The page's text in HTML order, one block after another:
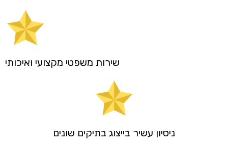
שירות משפטי מקצועי ואיכותי
ניסיון עשיר בייצוג בתיקים שונים